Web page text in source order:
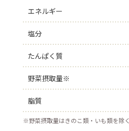
エネルギー
塩分
たんぱく質
野菜摂取量※
脂質
※野菜摂取量はきのこ類・いも類を除く